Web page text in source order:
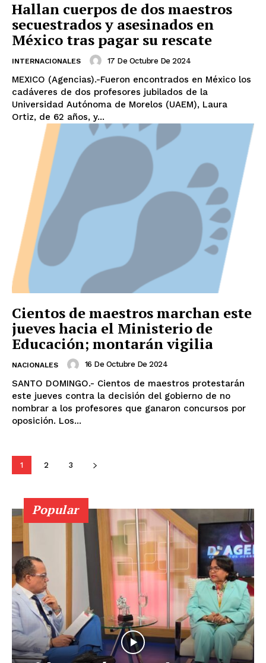
Hallan cuerpos de dos maestros
secuestrados y asesinados en
México tras pagar su rescate
INTERNACIONALES 17 De Octubre De 2024
MEXICO (Agencias).-Fueron encontrados en México los
cadáveres de dos profesores jubilados de la
Universidad Autónoma de Morelos (UAEM), Laura
Ortiz, de 62 años, y...
Cientos de maestros marchan este
jueves hacia el Ministerio de
Educación; montarán vigilia
NACIONALES 16 De Octubre De 2024
SANTO DOMINGO.- Cientos de maestros protestarán
este jueves contra la decisión del gobierno de no
nombrar a los profesores que ganaron concursos por
oposición. Los...
1 2 3
Popular